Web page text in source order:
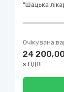
"Шацька
Очікувана
24
з ПДВ